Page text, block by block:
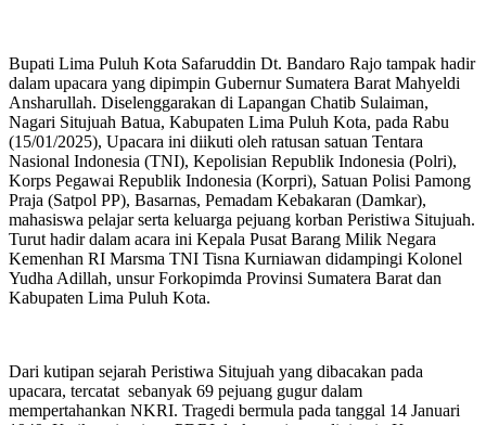
Bupati Lima Puluh Kota Safaruddin Dt. Bandaro Rajo tampak hadir
dalam upacara yang dipimpin Gubernur Sumatera Barat Mahyeldi
Ansharullah. Diselenggarakan di Lapangan Chatib Sulaiman,
Nagari Situjuah Batua, Kabupaten Lima Puluh Kota, pada Rabu
(15/01/2025), Upacara ini diikuti oleh ratusan satuan Tentara
Nasional Indonesia (TNI), Kepolisian Republik Indonesia (Polri),
Korps Pegawai Republik Indonesia (Korpri), Satuan Polisi Pamong
Praja (Satpol PP), Basarnas, Pemadam Kebakaran (Damkar),
mahasiswa pelajar serta keluarga pejuang korban Peristiwa Situjuah.
Turut hadir dalam acara ini Kepala Pusat Barang Milik Negara
Kemenhan RI Marsma TNI Tisna Kurniawan didampingi Kolonel
Yudha Adillah, unsur Forkopimda Provinsi Sumatera Barat dan
Kabupaten Lima Puluh Kota.
Dari kutipan sejarah Peristiwa Situjuah yang dibacakan pada
upacara, tercatat sebanyak 69 pejuang gugur dalam
mempertahankan NKRI. Tragedi bermula pada tanggal 14 Januari